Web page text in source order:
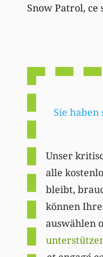
Snow Patrol, ce
Sie
Unser
alle
bleibt,
können
auswählen